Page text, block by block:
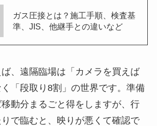
ガス圧接とは？施工手順、検査基
準、JIS、他継手との違いなど
、遠隔臨場は「カメラを買えば
「段取り8割」の世界です。準備
動分まるごと得をしますが、行
で臨むと、映りが悪くて確認で